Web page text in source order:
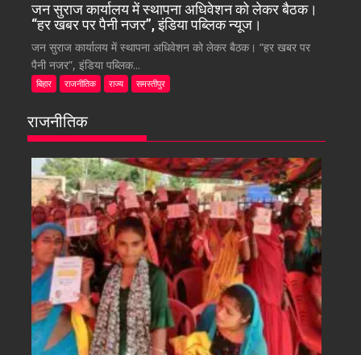
जन सुराज कार्यालय में स्थापना अधिवेशन को लेकर बैठक।
“हर खबर पर पैनी नजर”, इंडिया पब्लिक न्यूज।
जन सुराज कार्यालय में स्थापना अधिवेशन को लेकर बैठक। “हर खबर पर
पैनी नजर”, इंडिया पब्लिक...
बिहार राजनीतिक राज्य समस्तीपुर
राजनीतिक